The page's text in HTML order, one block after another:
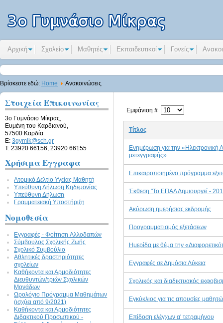
Αρχική Σχολείο Μαθητές Εκπαιδευτικοί Γονείς
Βρίσκεστε εδώ: Home Ανακοινώσεις
Στοιχεία Επικοινωνίας
3ο Γυμνάσιο Μίκρας,
Ευμένη του Καρδιανού,
57500 Καρδία
E: 3gymik@sch.gr
Τ: 23920 66156, 23920 66155
Χρήσιμα Έγγραφα
Ατομικό Δελτίο Υγείας Μαθητή
Υπεύθυνη Δήλωση Kηδεμονίας
Υπεύθυνη Δήλωση
Γραμματειακή Υποστήριξη
Νομοθεσία
Εγγραφές - Φοίτηση Aλλοδαπών
Σύμβουλος Σχολικής Ζωής
Σχολικό Συμβούλιο
Αθλητικές δραστηριότητες
σχολείων
Καθήκοντα και Αρμοδιότητες
Διευθυντών/τριών Σχολικών
Μονάδων
Ωρολόγιο Πρόγραμμα Μαθημάτων
(ισχύει από 9/2021)
Καθήκοντα και Αρμοδιότητες
Διδακτικού Προσωπικού -
Εμφάνιση #
Τίτλος
Ενημέρωση για την
μετεγγραφής»
Επικαιροποιημένο πρόγραμμα
Έκθεση "Το ΕΠΑΛ Δημιουργεί -
Ακύρωση ημερήσιας εκδρομής
Προγραμματισμός εξετάσεων
Ημερίδα με θέμα την
Εγγραφές σε Δημόσια Λύκεια
Σχολικός και διαδικτυακός
Εγκύκλιος για τις απουσίες
Επίδοση ελέγχων α' τετραμήνου